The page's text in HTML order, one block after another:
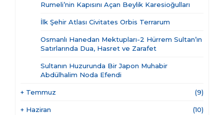
Rumeli’nin Kapısını Açan Beylik Karesioğulları
İlk Şehir Atlası Civitates Orbis Terrarum
Osmanlı Hanedan Mektupları-2 Hürrem Sultan’ın
Satırlarında Dua, Hasret ve Zarafet
Sultanın Huzurunda Bir Japon Muhabir
Abdülhalim Noda Efendi
+ Temmuz (9)
+ Haziran (10)